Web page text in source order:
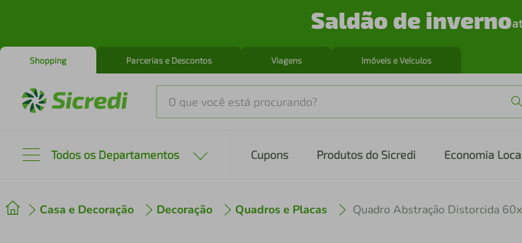
Saldão de inverno
Shopping Parcerias e Descontos Viagens Imóveis e Veículos
O que você está procurando?
Todos os Departamentos Cupons Produtos do Sicredi Economia
Casa e Decoração Decoração Quadros e Placas Quadro Abstração Distorcida
º cafeteira